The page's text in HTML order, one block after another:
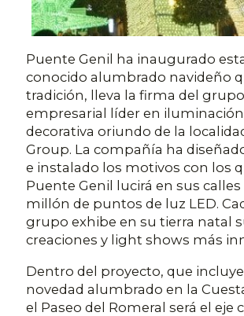
Puente Genil ha inaugurado
conocido alumbrado navideño
tradición, lleva la firma del grupo
empresarial líder en
decorativa oriundo de la
Group. La compañía ha
e instalado los motivos con los
Puente Genil lucirá en sus
millón de puntos de luz LED.
grupo exhibe en su tierra natal
creaciones y light shows más
Dentro del proyecto, que
novedad alumbrado en la
el Paseo del Romeral será el eje